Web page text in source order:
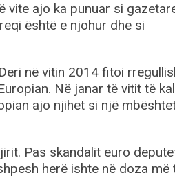
vite ajo ka punuar si
është e njohur dhe si
në vitin 2014 fitoi
Në janar të vitit të
ajo njihet si një
Pas skandalit euro
herë ishte në doza më